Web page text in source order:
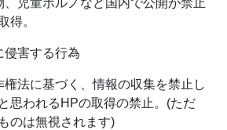
児童ポルノなど国内で公開が禁止
得。
侵害する行為
法に基づく、情報の収集を禁止し
思われるHPの取得の禁止。(ただ
のは無視されます)